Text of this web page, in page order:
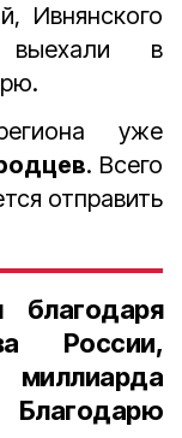
Ивнянского
выехали в
уже
. Всего
отправить
России,